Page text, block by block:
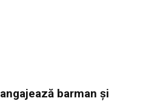
barman și